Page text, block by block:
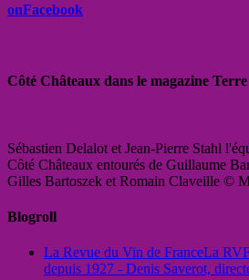
onFacebook
Côté Châteaux dans le magazine
Sébastien Delalot et Jean-Pierre Stahl
Côté Châteaux entourés de Guillaume
Gilles Bartoszek et Romain Claveille ©
Blogroll
La Revue du Vin de FranceLa
depuis 1927 - Denis Saverot,